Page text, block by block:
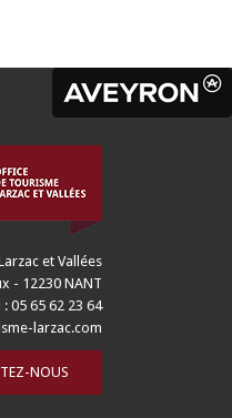
et Vallées
- 12230 NANT
: 05 65 62 23 64
larzac.com
NOUS